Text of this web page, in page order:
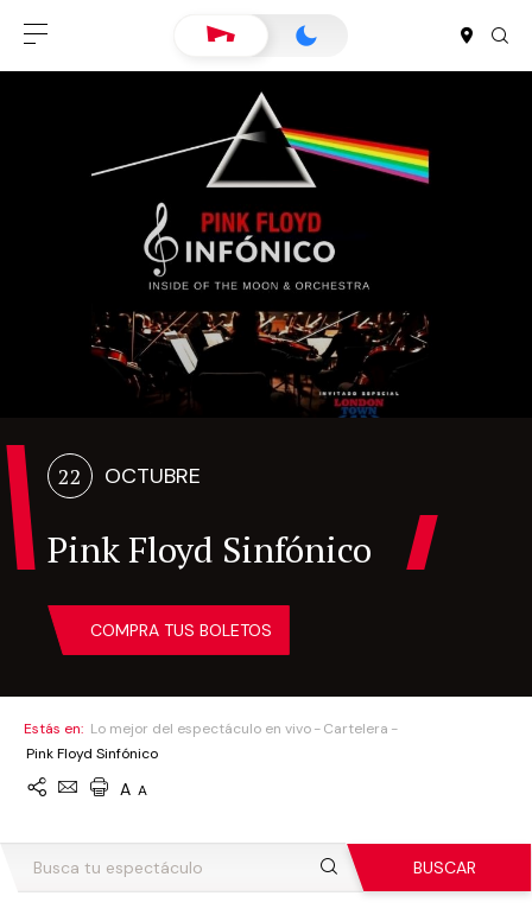
22 OCTUBRE
Pink Floyd Sinfónico
COMPRA TUS BOLETOS
Estás en: Lo mejor del espectáculo en vivo
Cartelera
Pink Floyd Sinfónico
A A
BUSCAR